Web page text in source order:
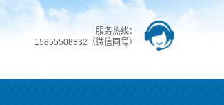
服务热线：
15855508332（微信同号）